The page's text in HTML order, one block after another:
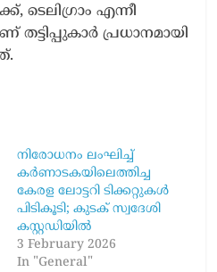
ടെലിഗ്രാം എന്നീ
തട്ടിപ്പുകാർ പ്രധാനമായി
നിരോധനം ലംഘിച്ച്
കർണാടകയിലെത്തിച്ച
കേരള ലോട്ടറി ടിക്കറ്റുകൾ
പിടികൂടി; കുടക് സ്വദേശി
കസ്റ്റഡിയിൽ
3 February 2026
In "General"